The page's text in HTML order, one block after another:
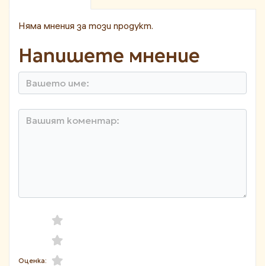
Няма мнения за този продукт.
Напишете мнение
Оценка: